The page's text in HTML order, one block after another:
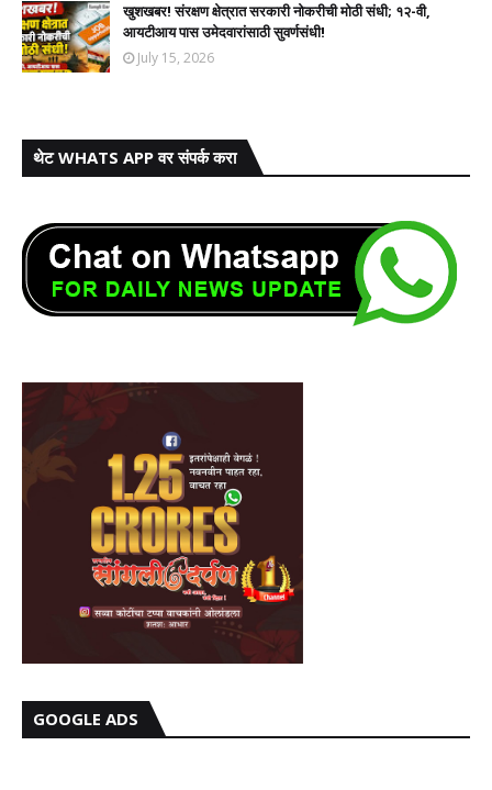
खुशखबर! संरक्षण क्षेत्रात सरकारी नोकरीची मोठी संधी; १२-वी,
आयटीआय पास उमेदवारांसाठी सुवर्णसंधी!
July 15, 2026
थेट WHATS APP वर संपर्क करा
GOOGLE ADS